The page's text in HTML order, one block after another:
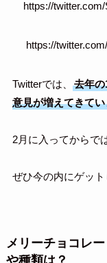
https://
https://
Twitterでは、
去年
意見が増えてきて
2月に入ってからで
ぜひ今の内にゲット
メリーチョコレ
や種類は？